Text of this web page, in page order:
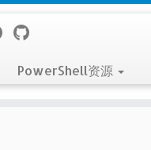
PowerShell资源